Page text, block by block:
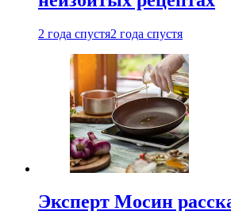
2 года спустя2 года спустя
Эксперт Мосин